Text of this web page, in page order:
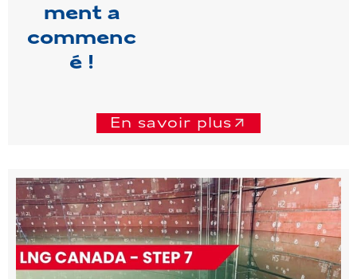
ment a
commenc
é !
En savoir plus